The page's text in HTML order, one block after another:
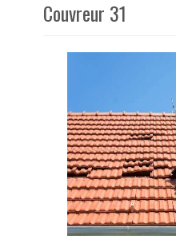
Couvreur 31